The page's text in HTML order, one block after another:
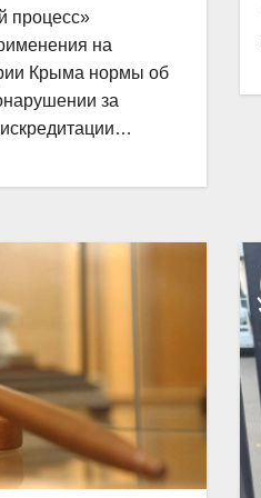
процесс»
на
Крыма нормы об
за